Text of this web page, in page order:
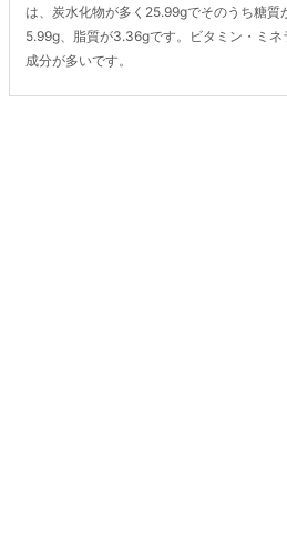
は、炭水化物が多く25.99gでそのうち糖質
5.99g、脂質が3.36gです。ビタミン・ミ
成分が多いです。